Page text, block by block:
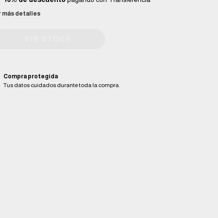
más detalles
Compra protegida
Tus datos cuidados durante toda la compra.